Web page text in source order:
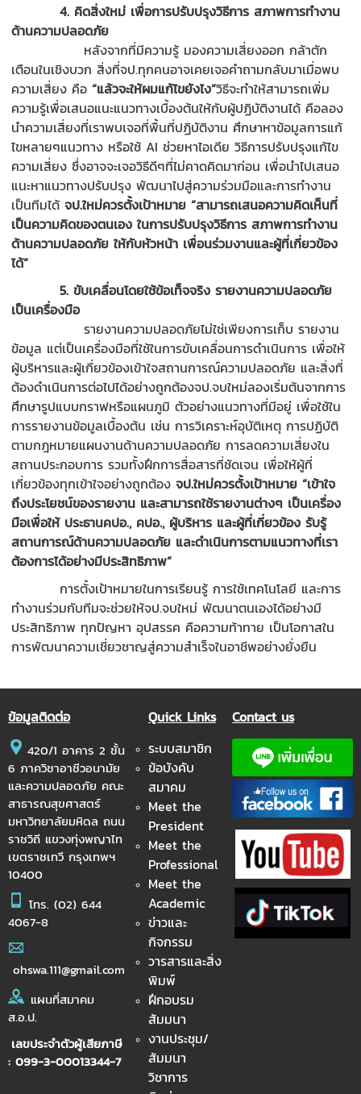
4. คิดสิ่งใหม่ เพื่อการปรับปรุงวิธีการ สภาพการทำงาน
ด้านความปลอดภัย
หลังจากที่มีความรู้ มองความเสี่ยงออก กล้าตัก
เตือนในเชิงบวก สิ่งที่จป.ทุกคนอาจเคยเจอคำถามกลับมาเมื่อพบ
ความเสี่ยง คือ“แล้วจะให้ผมแก้ไขยังไง”วิธีจะทำให้สามารถเพิ่ม
ความรู้เพื่อเสนอแนะแนวทางเบื้องต้นให้กับผู้ปฏิบัติงานได้ คือลอง
นำความเสี่ยงที่เราพบเจอที่พื้นที่ปฏิบัติงาน ศึกษาหาข้อมูลการแก้
ไขหลายๆแนวทาง หรือใช้ AI ช่วยหาไอเดีย วิธีการปรับปรุงแก้ไข
ความเสี่ยง ซึ่งอาจจะเจอวิธีดีๆที่ไม่คาดคิดมาก่อน เพื่อนำไปเสนอ
แนะหาแนวทางปรับปรุง พัฒนาไปสู่ความร่วมมือและการทำงาน
เป็นทีมได้จป.ใหม่ควรตั้งเป้าหมาย “สามารถเสนอความคิดเห็นที่
เป็นความคิดของตนเอง ในการปรับปรุงวิธีการ สภาพการทำงาน
ด้านความปลอดภัย ให้กับหัวหน้า เพื่อนร่วมงานและผู้ที่เกี่ยวข้อง
ได้”
5. ขับเคลื่อนโดยใช้ข้อเท็จจริง รายงานความปลอดภัย
เป็นเครื่องมือ
รายงานความปลอดภัยไม่ใช่เพียงการเก็บ รายงาน
ข้อมูล แต่เป็นเครื่องมือที่ใช้ในการขับเคลื่อนการดำเนินการ เพื่อให้
ผู้บริหารและผู้เกี่ยวข้องเข้าใจสถานการณ์ความปลอดภัย และสิ่งที่
ต้องดำเนินการต่อไปได้อย่างถูกต้องจป.จบใหม่ลองเริ่มต้นจากการ
ศึกษารูปแบบกราฟหรือแผนภูมิ ตัวอย่างแนวทางที่มีอยู่ เพื่อใช้ใน
การรายงานข้อมูลเบื้องต้น เช่น การวิเคราะห์อุบัติเหตุ การปฏิบัติ
ตามกฎหมายแผนงานด้านความปลอดภัย การลดความเสี่ยงใน
สถานประกอบการ รวมทั้งฝึกการสื่อสารที่ชัดเจน เพื่อให้ผู้ที่
เกี่ยวข้องทุกเข้าใจอย่างถูกต้องจป.ใหม่ควรตั้งเป้าหมาย “เข้าใจ
ถึงประโยชน์ของรายงาน และสามารถใช้รายงานต่างๆ เป็นเครื่อง
มือเพื่อให้ ประธานคปอ., คปอ., ผู้บริหาร และผู้ที่เกี่ยวข้อง รับรู้
สถานการณ์ด้านความปลอดภัย และดำเนินการตามแนวทางที่เรา
ต้องการได้อย่างมีประสิทธิภาพ”
การตั้งเป้าหมายในการเรียนรู้ การใช้เทคโนโลยี และการ
ทำงานร่วมกับทีมจะช่วยให้จป.จบใหม่ พัฒนาตนเองได้อย่างมี
ประสิทธิภาพ ทุกปัญหา อุปสรรค คือความท้าทาย เป็นโอกาสใน
การพัฒนาความเชี่ยวชาญสู่ความสำเร็จในอาชีพอย่างยั่งยืน
ข้อมูลติดต่อ
420/1 อาคาร 2 ชั้น
6 ภาควิชาอาชีวอนามัย
และความปลอดภัย คณะ
สาธารณสุขศาสตร์
มหาวิทยาลัยมหิดล ถนน
ราชวิถี แขวงทุ่งพญาไท
เขตราชเทวี กรุงเทพฯ
10400
โทร. (02) 644
4067-8
ohswa.111@gmail.com
แผนที่สมาคม
ส.อ.ป.
เลขประจำตัวผู้เสียภาษี
: 099-3-00013344-7
Quick Links
ระบบสมาชิก
ข้อบังคับ
สมาคม
Meet the
President
Meet the
Professional
Meet the
Academic
ข่าวและ
กิจกรรม
วารสารและสิ่ง
พิมพ์
ฝึกอบรม
สัมมนา
งานประชุม/
สัมมนา
วิชาการ
Contact us